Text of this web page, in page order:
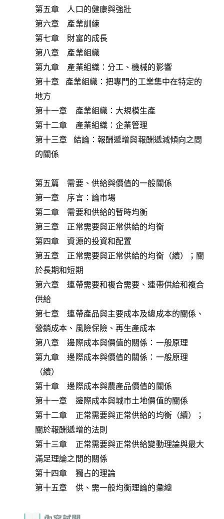
第五章 人口的健康與強壯
第六章 產業訓練
第七章 財富的成長
第八章 產業組織
第九章 產業組織：分工、機械的影響
第十章 產業組織：把專門的工業集中在特定的
地方
第十一章 產業組織：大規模生產
第十二章 產業組織：企業管理
第十三章 結論：報酬遞增與報酬遞減傾向之間
的關係
第五篇 需要、供給與價值的一般關係
第一章 序言：論市場
第二章 需要和供給的暫時均衡
第三章 正常需要與正常供給的均衡
第四章 資源的投資和配置
第五章 正常需要與正常供給的均衡（續）；關
於長期和短期
第六章 連帶需要和複合需要、連帶供給和複合
供給
第七章 連帶產品與主要成本及總成本的關係、
營銷成本、風險保險、再生產成本
第八章 邊際成本與價值的關係：一般原理
第九章 邊際成本與價值的關係：一般原理
（續）
第十章 邊際成本與農產品價值的關係
第十一章 邊際成本與城市土地價值的關係
第十二章 正常需要與正常供給的均衡（續）；
關於報酬遞增的法則
第十三章 正常需要與正常供給變動理論與最大
滿足理論之間的關係
第十四章 獨占的理論
第十五章 供、需一般均衡理論的彙總